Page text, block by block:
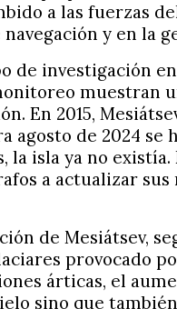
a las fuerzas
y en la
de investigación
muestran
En 2015,
agosto de 2024 se
la isla ya no
a actualizar
de Mesiátsev,
provocado
árticas, el
sino que